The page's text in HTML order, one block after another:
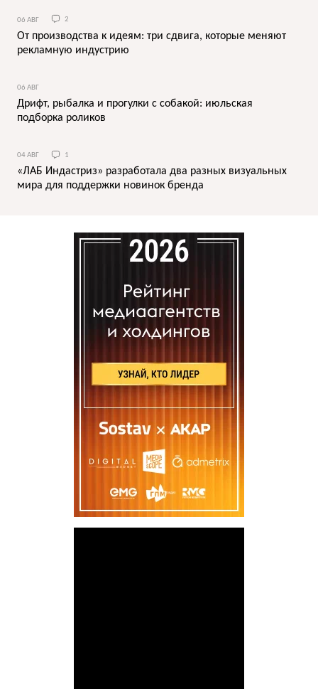
06 АВГ 2
От производства к идеям: три сдвига, которые меняют
рекламную индустрию
06 АВГ
Дрифт, рыбалка и прогулки с собакой: июльская
подборка роликов
04 АВГ 1
«ЛАБ Индастриз» разработала два разных визуальных
мира для поддержки новинок бренда